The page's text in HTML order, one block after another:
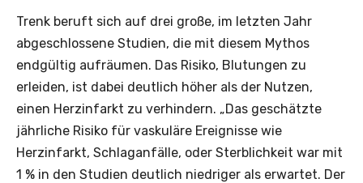
Trenk beruft sich auf drei große, im letzten Jahr
abgeschlossene Studien, die mit diesem Mythos
endgültig aufräumen. Das Risiko, Blutungen zu
erleiden, ist dabei deutlich höher als der Nutzen,
einen Herzinfarkt zu verhindern. „Das geschätzte
jährliche Risiko für vaskuläre Ereignisse wie
Herzinfarkt, Schlaganfälle, oder Sterblichkeit war mit
1 % in den Studien deutlich niedriger als erwartet. Der